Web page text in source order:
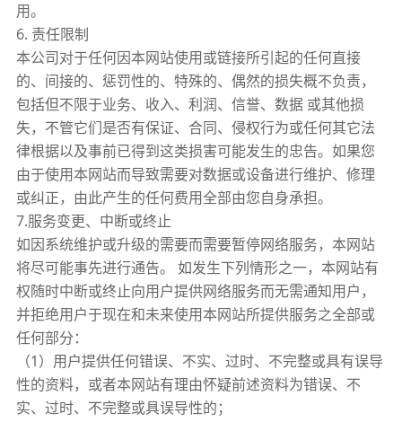
用。
6. 责任限制
本公司对于任何因本网站使用或链接所引起的任何直接
的、间接的、惩罚性的、特殊的、偶然的损失概不负责，
包括但不限于业务、收入、利润、信誉、数据 或其他损
失，不管它们是否有保证、合同、侵权行为或任何其它法
律根据以及事前已得到这类损害可能发生的忠告。如果您
由于使用本网站而导致需要对数据或设备进行维护、修理
或纠正，由此产生的任何费用全部由您自身承担。
7.服务变更、中断或终止
如因系统维护或升级的需要而需要暂停网络服务，本网站
将尽可能事先进行通告。 如发生下列情形之一，本网站有
权随时中断或终止向用户提供网络服务而无需通知用户，
并拒绝用户于现在和未来使用本网站所提供服务之全部或
任何部分：
（1）用户提供任何错误、不实、过时、不完整或具有误导
性的资料，或者本网站有理由怀疑前述资料为错误、不
实、过时、不完整或具误导性的；